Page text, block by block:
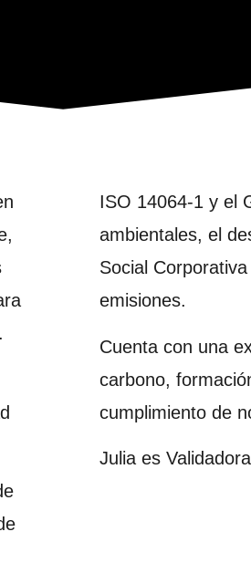
ISO 14064-1 y el
ambientales, el
Social
emisiones.
Cuenta con una
carbono,
cumplimiento de
Julia es